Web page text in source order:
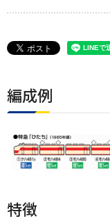
編成例
特徴